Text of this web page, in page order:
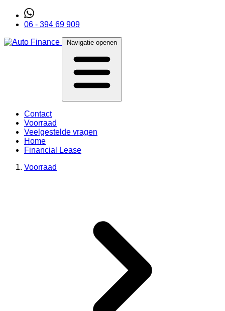
06 - 394 69 909
Navigatie openen
Contact
Voorraad
Veelgestelde vragen
Home
Financial Lease
Voorraad